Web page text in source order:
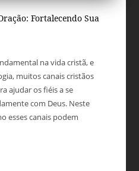
Fortalecendo Sua
na vida cristã, e
muitos canais cristãos
ajudar os fiéis a se
com Deus. Neste
esses canais podem